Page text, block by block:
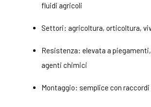
fluidi agricoli
Settori: agricoltura, orticoltura,
Resistenza: elevata a
agenti chimici
Montaggio: semplice con